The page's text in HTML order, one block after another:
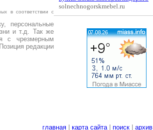
в соответствии с
персональные
и т.д. Так же
с чрезмерным
редакции
solnechnogorskmebel.ru
главная карта сайта| поиск архив